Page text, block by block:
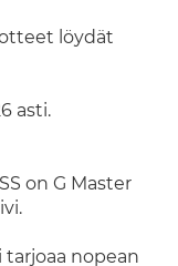
löydät
asti.
on G Master
nopean